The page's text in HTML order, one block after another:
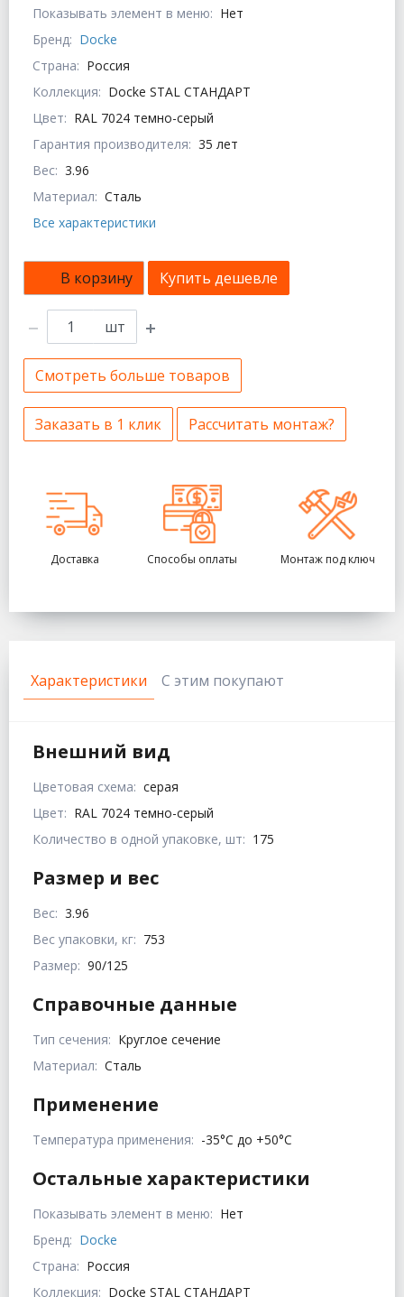
Показывать элемент в меню: Нет
Бренд: Docke
Страна: Россия
Коллекция: Docke STAL СТАНДАРТ
Цвет: RAL 7024 темно-серый
Гарантия производителя: 35 лет
Вес: 3.96
Материал: Сталь
Все характеристики
В корзину Купить дешевле
шт
Смотреть больше товаров
Заказать в 1 клик Рассчитать монтаж?
Доставка Способы оплаты Монтаж под ключ
Характеристики С этим покупают
Внешний вид
Цветовая схема: серая
Цвет: RAL 7024 темно-серый
Количество в одной упаковке, шт: 175
Размер и вес
Вес: 3.96
Вес упаковки, кг: 753
Размер: 90/125
Справочные данные
Тип сечения: Круглое сечение
Материал: Сталь
Применение
Температура применения: -35°С до +50°С
Остальные характеристики
Показывать элемент в меню: Нет
Бренд: Docke
Страна: Россия
Коллекция: Docke STAL СТАНДАРТ